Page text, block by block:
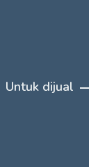
Untuk dijual